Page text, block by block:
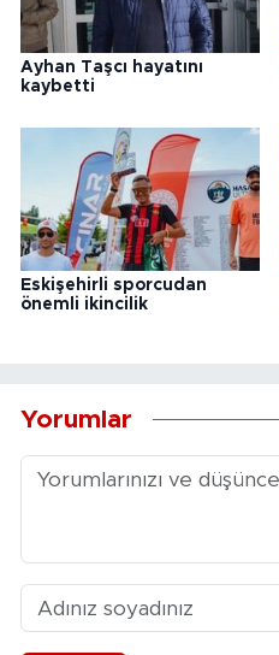
Ayhan Taşcı hayatını
kaybetti
Eskişehirli sporcudan
önemli ikincilik
Yorumlar